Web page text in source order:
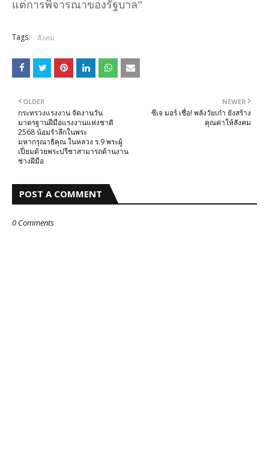
แต่การพิจารณาของรัฐบาล”
Tags: สังคม
NEWER
ซีเจ มอร์ เชื่อ! พลังวัยเก๋า ยังสร้าง
คุณค่าให้สังคม
OLDER
กระทรวงแรงงาน จัดงานวัน
มาตรฐานฝีมือแรงงานแห่งชาติ
2568 น้อมรำลึกในพระ
มหากรุณาธิคุณ ในหลวง ร.9 พระผู้
เปี่ยมด้วยพระปรีชาสามารถด้านงาน
ช่างฝีมือ
POST A COMMENT
0 Comments